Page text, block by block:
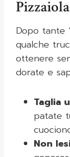
Dopo tante
qualche
ottenere
dorate e
Taglia
patate
Non